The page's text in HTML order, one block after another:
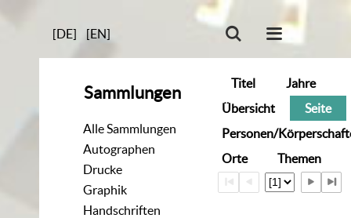
[DE] [EN]
Sammlungen
Alle Sammlungen
Autographen
Drucke
Graphik
Handschriften
Titel
Jahre
Übersicht
Seite
Personen/
Orte
Themen